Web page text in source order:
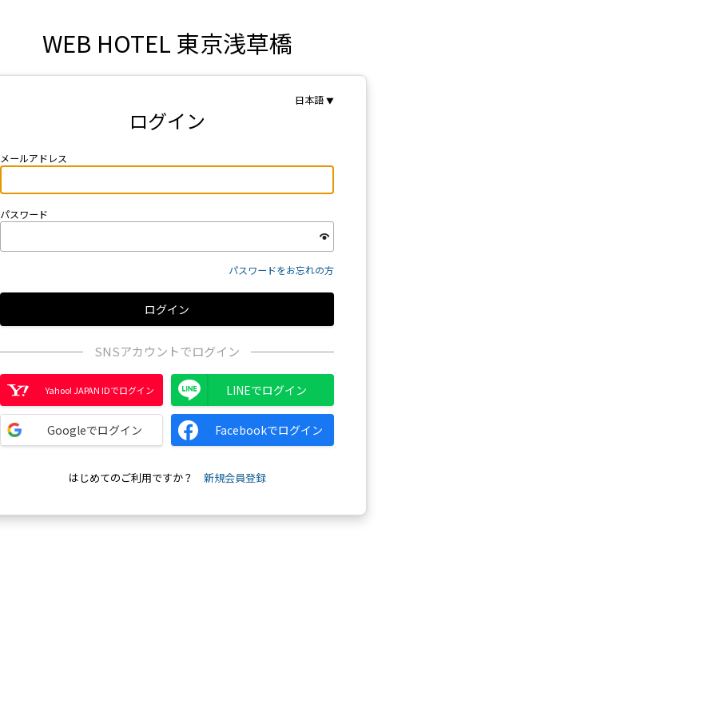
WEB HOTEL 東京浅草橋
日本語
ログイン
メールアドレス
パスワード
パスワードをお忘れの方
SNSアカウントでログイン
Yahoo! JAPAN IDでログイン LINEでログイン
Googleでログイン Facebookでログイン
はじめてのご利用ですか？ 新規会員登録